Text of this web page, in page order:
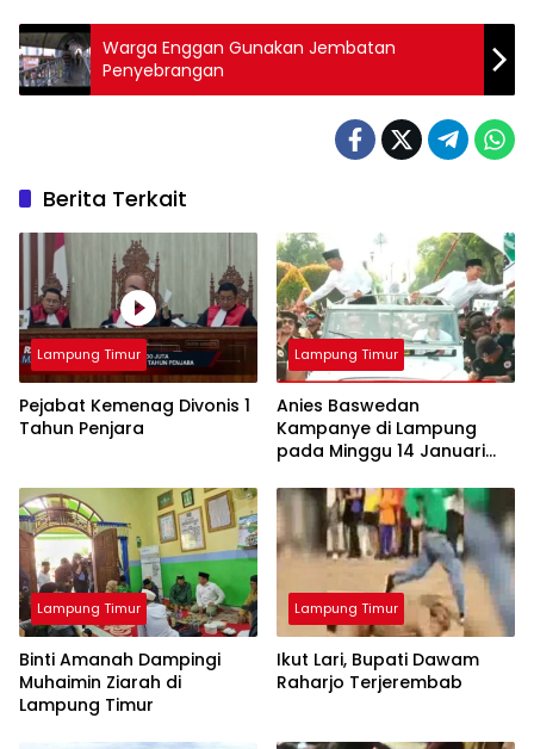
Warga Enggan Gunakan Jembatan
Penyebrangan
Berita Terkait
Lampung Timur
Pejabat Kemenag Divonis 1
Tahun Penjara
Lampung Timur
Anies Baswedan
Kampanye di Lampung
pada Minggu 14 Januari
Lampung Timur
Binti Amanah Dampingi
Muhaimin Ziarah di
Lampung Timur
Lampung Timur
Ikut Lari, Bupati Dawam
Raharjo Terjerembab